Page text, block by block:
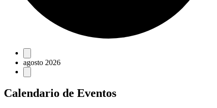
Eventos
agosto 2026
Calendario de Eventos